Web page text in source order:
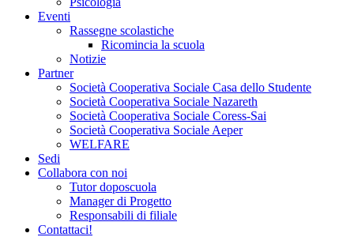
Eventi
Rassegne scolastiche
Ricomincia la scuola
Notizie
Partner
Società Cooperativa Sociale Casa dello Studente
Società Cooperativa Sociale Nazareth
Società Cooperativa Sociale Coress-Sai
Società Cooperativa Sociale Aeper
WELFARE
Sedi
Collabora con noi
Tutor doposcuola
Manager di Progetto
Responsabili di filiale
Contattaci!